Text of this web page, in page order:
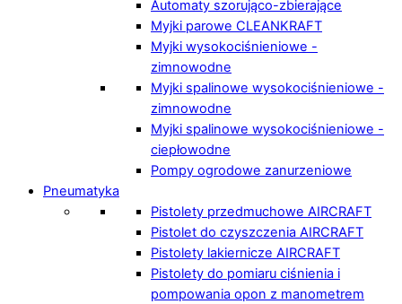
Automaty szorująco-zbierające
Myjki parowe CLEANKRAFT
Myjki wysokociśnieniowe -
zimnowodne
Myjki spalinowe wysokociśnieniowe -
zimnowodne
Myjki spalinowe wysokociśnieniowe -
ciepłowodne
Pompy ogrodowe zanurzeniowe
Pneumatyka
Pistolety przedmuchowe AIRCRAFT
Pistolet do czyszczenia AIRCRAFT
Pistolety lakiernicze AIRCRAFT
Pistolety do pomiaru ciśnienia i
pompowania opon z manometrem